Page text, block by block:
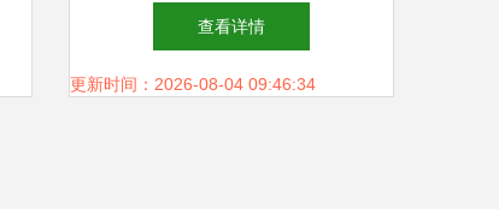
题系列活动盛大开启 全民健
身热潮燃动泉城 文化场馆管
查看详情
更新时间：2026-08-04 09:46:34